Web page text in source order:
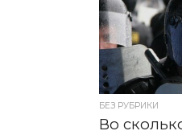
БЕЗ РУБРИКИ
Во